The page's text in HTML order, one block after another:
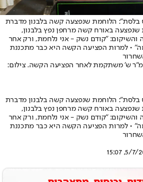
בלסת": הלוחמת שנפצעה קשה בלבנון מדברת
באורח קשה מרחפן נפץ בלבנון,
והשיקום: "קודם נשק - אני נלחמת, ורק אחר
• למרות הפציעה הקשה היא כבר מתכננת
ש' משתקמת לאחר הפציעה הקשה. צילום:
בלסת": הלוחמת שנפצעה קשה בלבנון מדברת
באורח קשה מרחפן נפץ בלבנון,
והשיקום: "קודם נשק - אני נלחמת, ורק אחר
• למרות הפציעה הקשה היא כבר מתכננת
5/7/